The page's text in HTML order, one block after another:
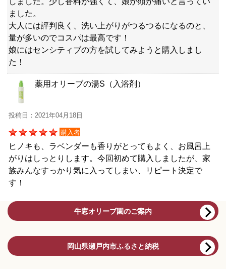
ました。
大人には評判良く、洗い上がりがつるつるになるのと、
量が多いのでコスパは最高です！
娘にはセンシティブの方を試してみようと購入しまし
た！
薬用オリーブの湯S（入浴剤）
投稿日：2021年04月18日
購入者
ヒノキも、ラベンダーも香りがとってもよく、お風呂上
がりはしっとりします。今回初めて購入しましたが、家
族みんなすっかり気に入ってしまい、リピート決定で
す！
牛窓オリーブ園のご案内
岡山県瀬戸内市ふるさと納税